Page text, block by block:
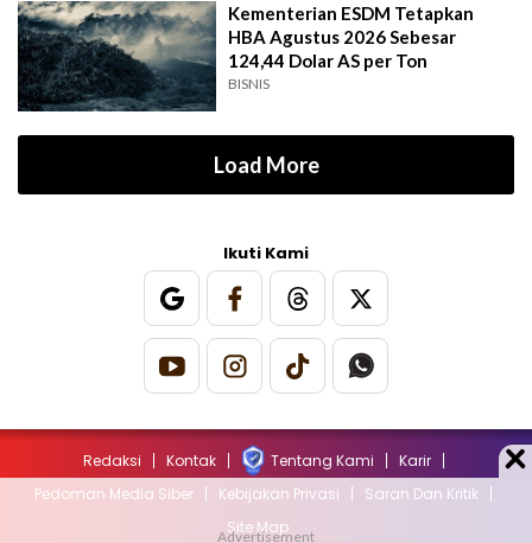
Kementerian ESDM Tetapkan
HBA Agustus 2026 Sebesar
124,44 Dolar AS per Ton
BISNIS
Load More
Ikuti Kami
Redaksi Kontak Tentang Kami
Karir
Pedoman Media Siber
Kebijakan Privasi
Saran Dan Kritik
Site Map